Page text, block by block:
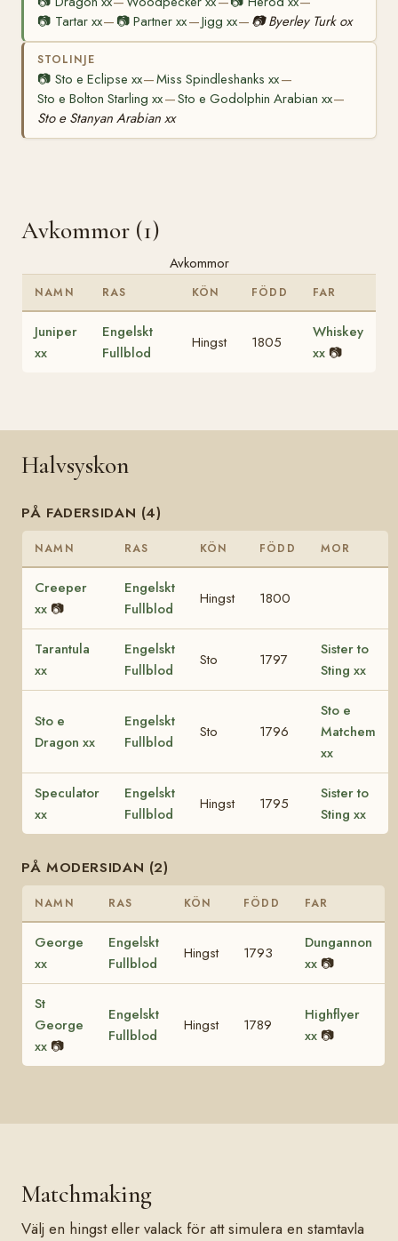
📷 Tartar xx— 📷Partner xx—Jigg xx— 📷 Byerley Turk ox
STOLINJE
📷 Sto e Eclipse xx—Miss Spindleshanks xx—
Sto e Bolton Starling xx—Sto e Godolphin Arabian xx—
Sto e Stanyan Arabian xx
Avkommor (1)
Avkommor
NAMN RAS KÖN FÖDD FAR
Juniper
xx
Engelskt
Fullblod
Hingst 1805
Whiskey
xx 📷
Halvsyskon
PÅ FADERSIDAN (4)
NAMN RAS KÖN FÖDD MOR
Creeper
xx 📷
Engelskt
Fullblod
Hingst 1800
Tarantula
xx
Engelskt
Fullblod
Sto 1797
Sister to
Sting xx
Sto e
Dragon xx
Engelskt
Fullblod
Sto 1796
Sto e
Matchem
xx
Speculator
xx
Engelskt
Fullblod
Hingst 1795
Sister to
Sting xx
PÅ MODERSIDAN (2)
NAMN RAS KÖN FÖDD FAR
George
xx
Engelskt
Fullblod
Hingst 1793
Dungannon
xx 📷
St
George
xx 📷
Engelskt
Fullblod
Hingst 1789
Highflyer
xx 📷
Matchmaking
Välj en hingst eller valack för att simulera en stamtavla